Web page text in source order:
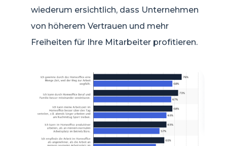
wiederum ersichtlich, dass Unternehmen
von höherem Vertrauen und mehr
Freiheiten für Ihre Mitarbeiter profitieren.